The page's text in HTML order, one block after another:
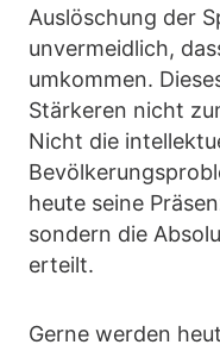
Auslöschung der
unvermeidlich,
umkommen.
Stärkeren nicht
Nicht die
heute seine
sondern die
erteilt.
Gerne werden